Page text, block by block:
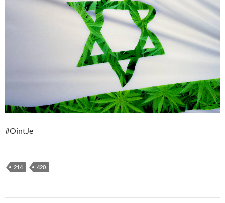
#OintJe
214 420